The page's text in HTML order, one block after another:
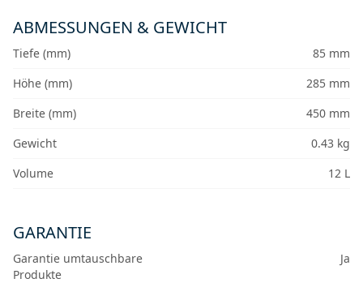
ABMESSUNGEN & GEWICHT
Tiefe (mm)
85 mm
Höhe (mm)
285 mm
Breite (mm)
450 mm
Gewicht
0.43 kg
Volume
12 L
GARANTIE
Garantie umtauschbare
Produkte
Ja